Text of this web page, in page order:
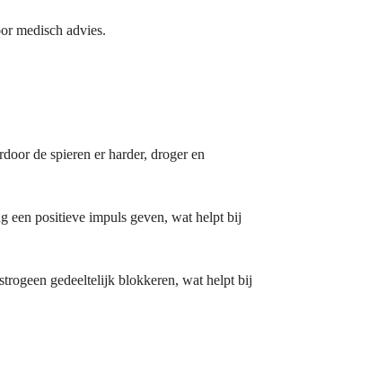
medisch advies.
de spieren er harder, droger en
een positieve impuls geven, wat helpt bij
gedeeltelijk blokkeren, wat helpt bij